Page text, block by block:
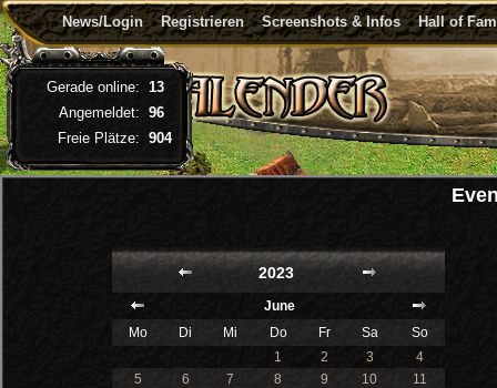
News/Login Registrieren Screenshots & Infos Hall of
2023
June
Mo
Di Mi Do Fr Sa
So
1
2 3
4
5
6 7 8 9 10
11
Gerade online: 13
Angemeldet: 96
Freie Plätze: 904